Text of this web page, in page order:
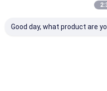
Good day, what product are